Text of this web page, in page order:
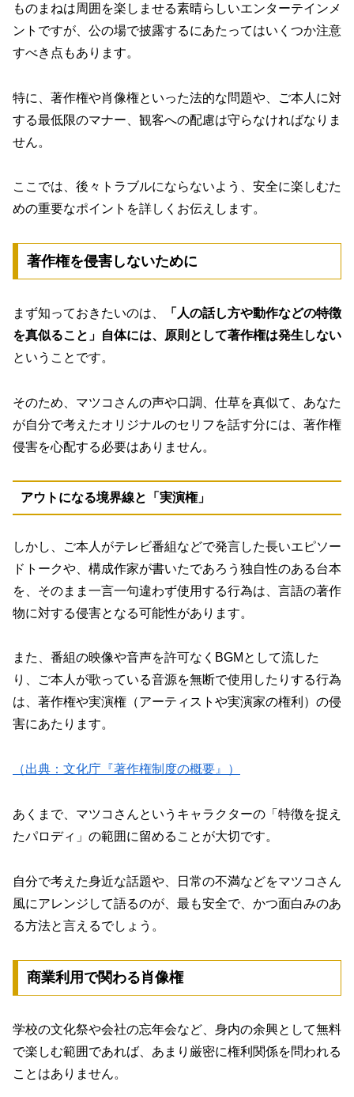
ものまねは周囲を楽しませる素晴らしいエンターテインメ
ントですが、公の場で披露するにあたってはいくつか注意
すべき点もあります。
特に、著作権や肖像権といった法的な問題や、ご本人に対
する最低限のマナー、観客への配慮は守らなければなりま
せん。
ここでは、後々トラブルにならないよう、安全に楽しむた
めの重要なポイントを詳しくお伝えします。
著作権を侵害しないために
まず知っておきたいのは、
「人の話し方や動作などの特徴
を真似ること」自体には、原則として著作権は発生しない
ということです。
そのため、マツコさんの声や口調、仕草を真似て、あなた
が自分で考えたオリジナルのセリフを話す分には、著作権
侵害を心配する必要はありません。
アウトになる境界線と「実演権」
しかし、ご本人がテレビ番組などで発言した長いエピソー
ドトークや、構成作家が書いたであろう独自性のある台本
を、そのまま一言一句違わず使用する行為は、言語の著作
物に対する侵害となる可能性があります。
また、番組の映像や音声を許可なくBGMとして流した
り、ご本人が歌っている音源を無断で使用したりする行為
は、著作権や実演権（アーティストや実演家の権利）の侵
害にあたります。
（出典：文化庁『著作権制度の概要』）
あくまで、マツコさんというキャラクターの 「特徴を捉え
たパロディ」の範囲に留めること が大切です。
自分で考えた身近な話題や、日常の不満などをマツコさん
風にアレンジして語るのが、最も安全で、かつ面白みのあ
る方法と言えるでしょう。
商業利用で関わる肖像権
学校の文化祭や会社の忘年会など、身内の余興として無料
で楽しむ範囲であれば、あまり厳密に権利関係を問われる
ことはありません。